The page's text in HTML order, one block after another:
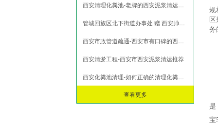
规
务
是
宝
污水池污泥固化
西安清理化粪池-老牌的西安泥浆清运公司当属帅印环保
管城回族区北下街道办事处 赠 西安帅印环保工程有限公司锦旗
西安市政管道疏通-西安市有口碑的西安泥浆清运公司
西安清淤工程-西安市西安泥浆清运推荐
西安化粪池清理-如何正确的清理化粪池？
查看更多